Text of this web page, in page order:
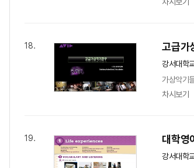
18. 고급가
강서대학
가상악기
차시보기
19. 대학영
강서대학